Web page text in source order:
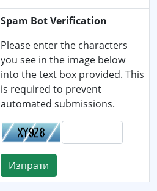
Spam Bot Verification
Please enter the characters
you see in the image below
into the text box provided. This
is required to prevent
automated submissions.
Изпрати